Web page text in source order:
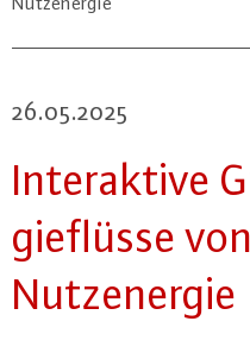
26.05.2025
In­ter­ak­ti­ve
gieflüs­se
Nut­zen­er­gie